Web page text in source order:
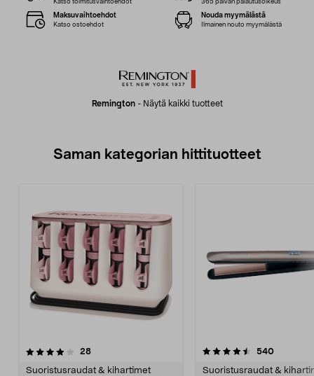
Remington- Näytä kaikki tuotteet
Katso toimitusvaihtoehdot 365 päivän palautusoikeus
Maksuvaihtoehdot
Katso ostoehdot
Nouda myymälästä
Ilmainen nouto myymälästä
Saman kategorian hittituotteet
28arvostelut
Suoristusraudat & kihartimet
4.5 viidestä
540arvostelut
Suoristusraudat &
4.5 viidestä